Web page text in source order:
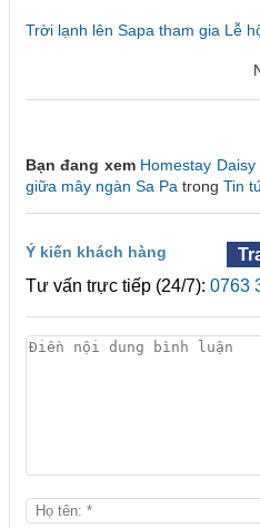
Trời lạnh lên Sapa tham gia Lễ
Bạn đang xem Homestay
giữa mây ngàn Sa Pa trong Tin
Ý kiến khách hàng
Tư vấn trực tiếp (24/7): 0763